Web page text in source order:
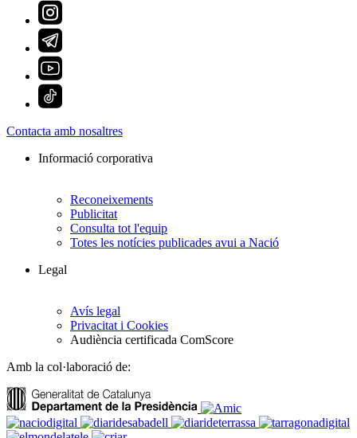
Contacta amb nosaltres
Informació corporativa
Reconeixements
Publicitat
Consulta tot l'equip
Totes les notícies publicades avui a Nació
Legal
Avís legal
Privacitat i Cookies
Audiència certificada ComScore
Amb la col·laboració de: